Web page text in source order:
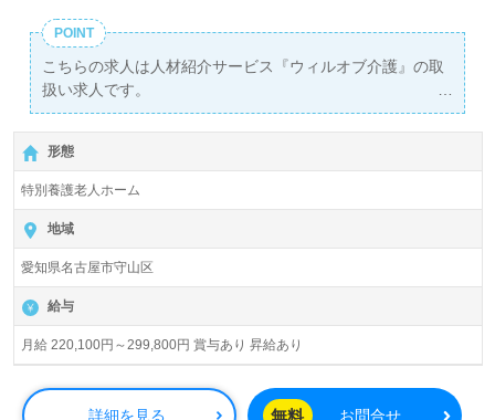
POINT
こちらの求人は人材紹介サービス『ウィルオブ介護』の取
扱い求人です。
詳細に関してお気軽にご相談ください♪
【無料】で皆さんの転職活動をサポートいたします。
形態
特別養護老人ホーム
地域
愛知県名古屋市守山区
給与
月給 220,100円～299,800円 賞与あり 昇給あり
詳細を見る 無料 お問合せ